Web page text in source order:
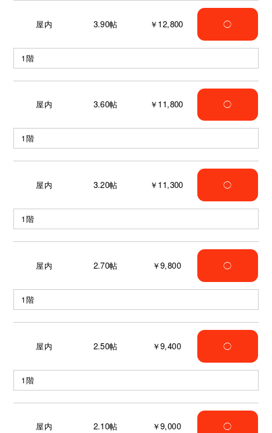
屋内 3.90帖 ￥12,800 ◯
1階
屋内 3.60帖 ￥11,800 ◯
1階
屋内 3.20帖 ￥11,300 ◯
1階
屋内 2.70帖 ￥9,800 ◯
1階
屋内 2.50帖 ￥9,400 ◯
1階
屋内 2.10帖 ￥9,000 ◯